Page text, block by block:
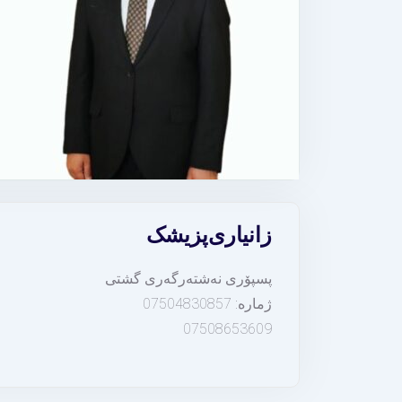
پزیشکزانیاری
پسپۆری نەشتەرگەری گشتی
ژمارە: 07504830857
07508653609